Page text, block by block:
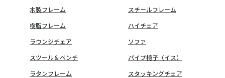
木製フレーム
スチールフレーム
樹脂フレーム
ハイチェア
ラウンジチェア
ソファ
スツール＆ベンチ
パイプ椅子（イス）
ラタンフレーム
スタッキングチェア